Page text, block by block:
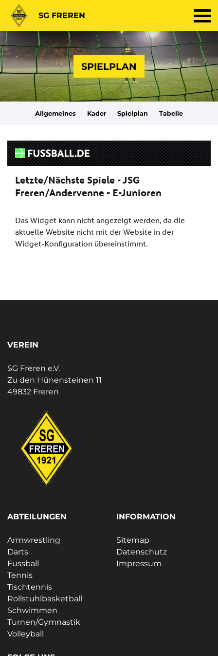
SG FREREN
SPIELPLAN
Allgemeines Kader Spielplan Tabelle
VEREIN
SG Freren e.V.
Zu den Hünensteinen 11
49832 Freren
ABTEILUNGEN
Armwrestling
Darts
Fussball
Tennis
Tischtennis
Rollstuhlbasketball
Schwimmen
Turnen/Gymnastik
Volleyball
INFORMATION
Sitemap
Datenschutz
Impressum